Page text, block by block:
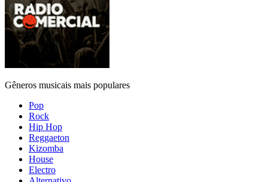
Gêneros musicais mais populares
Pop
Rock
Hip Hop
Reggaeton
Kizomba
House
Electro